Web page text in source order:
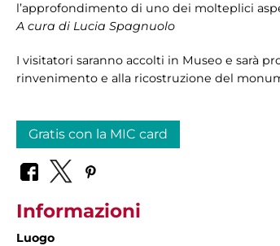
l’approfondimento di uno dei molteplici
A cura di Lucia Spagnuolo
I visitatori saranno accolti in Museo e sarà
rinvenimento e alla ricostruzione del
Gratis con la MIC card
Informazioni
Luogo